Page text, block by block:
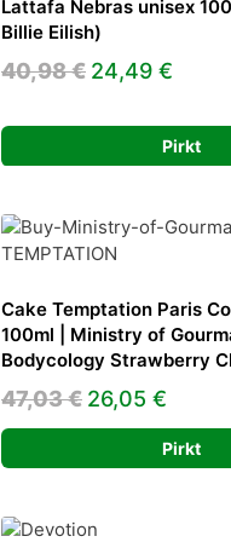
Lattafa Nebras unisex
Billie Eilish)
40,98€ Original
was:
40,98 €.
24,49 €
is:
Pirkt
Cake Temptation Paris
100ml | Ministry of
Bodycology Strawberry
47,03€ Original
price
was:
26,05 €
price
is:
Pirkt